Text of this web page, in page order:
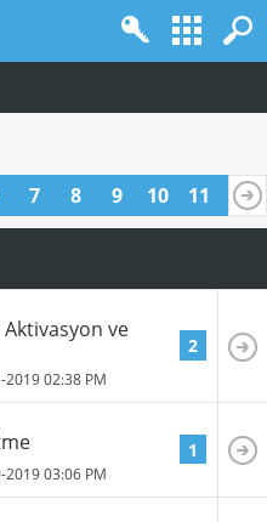
7 8 9 10 11
12
ve
201902:38 PM
2
201903:06 PM
1